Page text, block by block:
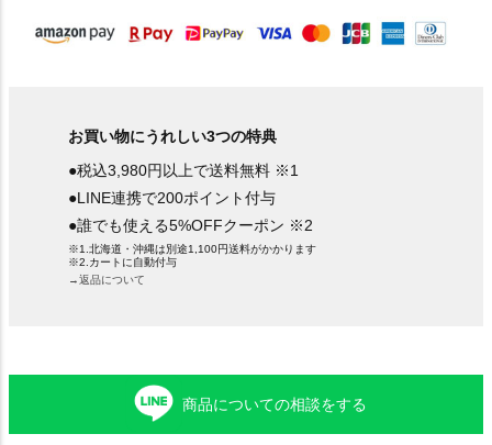
お買い物にうれしい3つの特典
●税込3,980円以上で送料無料 ※1
●LINE連携で200ポイント付与
●誰でも使える5%OFFクーポン ※2
※1.北海道・沖縄は別途1,100円送料がかかります
※2.カートに自動付与
→返品について
商品についての相談をする